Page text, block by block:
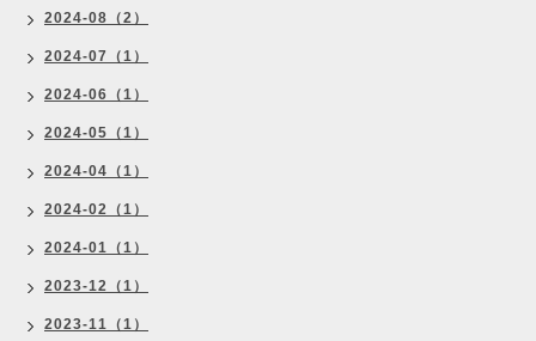
2024-08（2）
2024-07（1）
2024-06（1）
2024-05（1）
2024-04（1）
2024-02（1）
2024-01（1）
2023-12（1）
2023-11（1）